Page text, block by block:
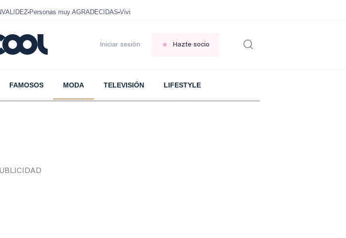
Personas muy AGRADECIDAS Vivir GRATIS en una ISLA en GRECIA
Iniciar sesión Hazte socio
FAMOSOS MODA TELEVISIÓN LIFESTYLE